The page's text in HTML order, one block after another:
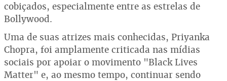
cobiçados, especialmente entre as estrelas de
Bollywood.
Uma de suas atrizes mais conhecidas, Priyanka
Chopra, foi amplamente criticada nas mídias
sociais por apoiar o movimento "Black Lives
Matter" e, ao mesmo tempo, continuar sendo